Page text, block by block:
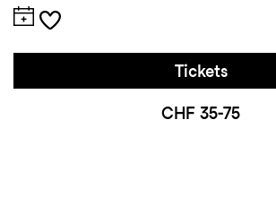
Tickets
CHF 35-75